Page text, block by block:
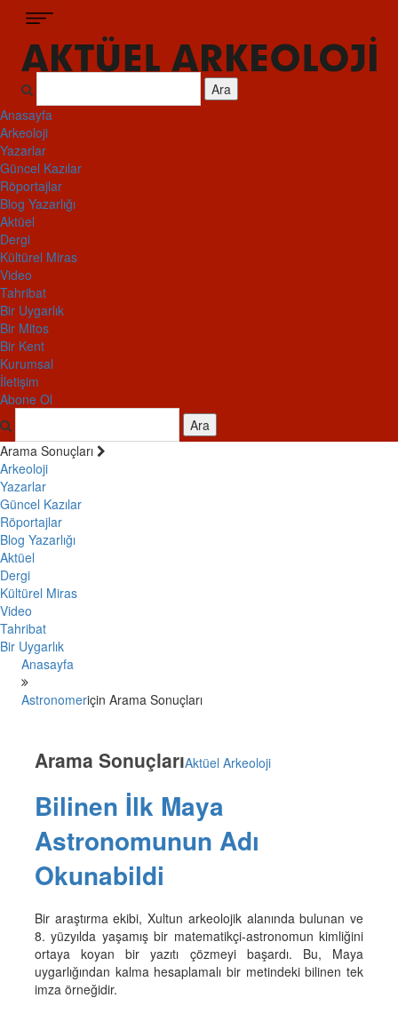
Ara
Anasayfa
Arkeoloji
Yazarlar
Güncel Kazılar
Röportajlar
Blog Yazarlığı
Aktüel
Dergi
Kültürel Miras
Video
Tahribat
Bir Uygarlık
Bir Mitos
Bir Kent
Kurumsal
İletişim
Abone Ol
Ara
Arama Sonuçları
Arkeoloji
Yazarlar
Güncel Kazılar
Röportajlar
Blog Yazarlığı
Aktüel
Dergi
Kültürel Miras
Video
Tahribat
Bir Uygarlık
Anasayfa
Astronomeriçin Arama Sonuçları
Arama SonuçlarıAktüel Arkeoloji
Bilinen İlk Maya
Astronomunun Adı
Okunabildi
Bir araştırma ekibi, Xultun arkeolojik alanında bulunan ve
8. yüzyılda yaşamış bir matematikçi-astronomun kimliğini
ortaya koyan bir yazıtı çözmeyi başardı. Bu, Maya
uygarlığından kalma hesaplamalı bir metindeki bilinen tek
imza örneğidir.